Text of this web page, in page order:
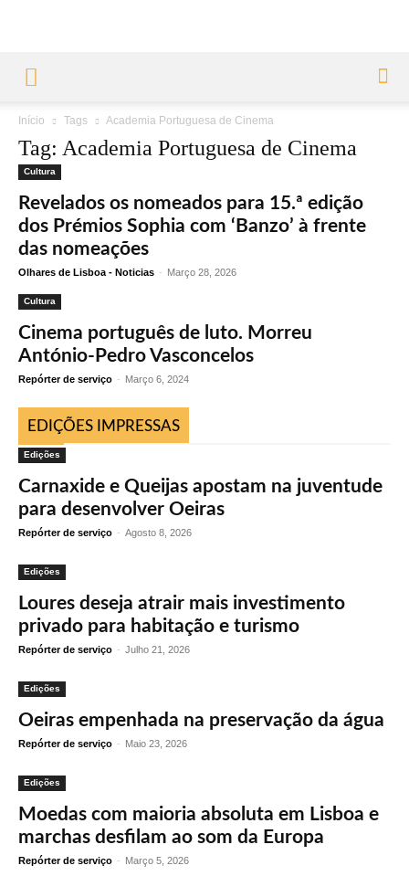
Início Tags Academia Portuguesa de Cinema
Tag: Academia Portuguesa de Cinema
Cultura
Revelados os nomeados para 15.ª edição
dos Prémios Sophia com ‘Banzo’ à frente
das nomeações
Olhares de Lisboa - Noticias - Março 28, 2026
Cultura
Cinema português de luto. Morreu
António-Pedro Vasconcelos
Repórter de serviço - Março 6, 2024
EDIÇÕES IMPRESSAS
Edições
Carnaxide e Queijas apostam na juventude
para desenvolver Oeiras
Repórter de serviço - Agosto 8, 2026
Edições
Loures deseja atrair mais investimento
privado para habitação e turismo
Repórter de serviço - Julho 21, 2026
Edições
Oeiras empenhada na preservação da água
Repórter de serviço - Maio 23, 2026
Edições
Moedas com maioria absoluta em Lisboa e
marchas desfilam ao som da Europa
Repórter de serviço - Março 5, 2026